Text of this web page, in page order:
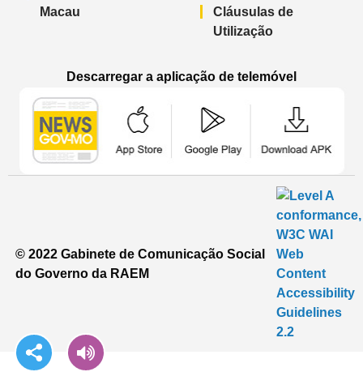
Macau
Cláusulas de
Utilização
Descarregar a aplicação de telemóvel
© 2022 Gabinete de Comunicação Social
do Governo da RAEM